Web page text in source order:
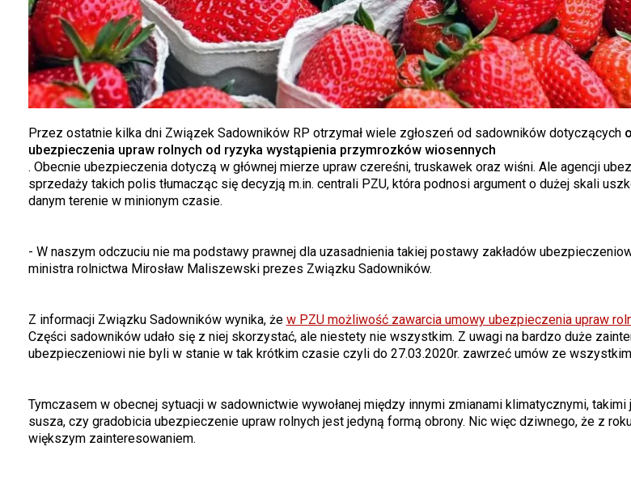
Przez ostatnie kilka dni Związek Sadowników RP otrzymał wiele zgłoszeń od sadowników dotyczących
ubezpieczenia upraw rolnych od ryzyka wystąpienia przymrozków wiosennych
. Obecnie ubezpieczenia dotyczą w głównej mierze upraw czereśni, truskawek oraz wiśni. Ale agencji
sprzedaży takich polis tłumacząc się decyzją m.in. centrali PZU, która podnosi argument o dużej skali
danym terenie w minionym czasie.
- W naszym odczuciu nie ma podstawy prawnej dla uzasadnienia takiej postawy zakładów
ministra rolnictwa Mirosław Maliszewski prezes Związku Sadowników.
Z informacji Związku Sadowników wynika, że w PZU możliwość zawarcia umowy ubezpieczenia upraw
Części sadowników udało się z niej skorzystać, ale niestety nie wszystkim. Z uwagi na bardzo duże
ubezpieczeniowi nie byli w stanie w tak krótkim czasie czyli do 27.03.2020r. zawrzeć umów ze
Tymczasem w obecnej sytuacji w sadownictwie wywołanej między innymi zmianami klimatycznymi,
susza, czy gradobicia ubezpieczenie upraw rolnych jest jedyną formą obrony. Nic więc dziwnego, że z
większym zainteresowaniem.